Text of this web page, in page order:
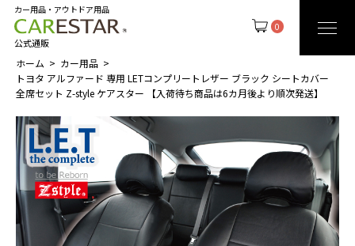
0
カー用品・アウトドア用品
公式通販
ホーム
カー用品
トヨタ アルファード 専用 LETコンプリートレザー ブラック シートカバー
全席セット Z-style ケアスター 【入荷待ち商品は6カ月後より順次発送】